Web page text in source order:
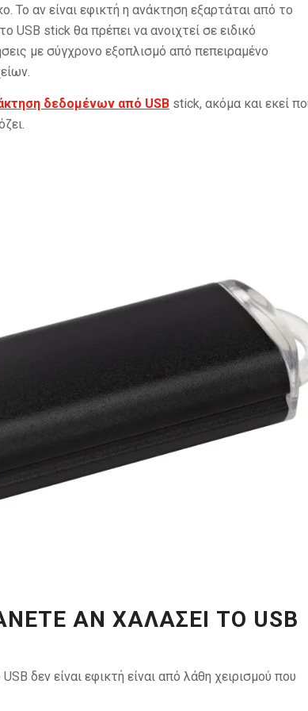
Το αν είναι εφικτή η ανάκτηση εξαρτάται από το
USB stick θα πρέπει να ανοιχτεί σε ειδικό
με σύγχρονο εξοπλισμό από πεπειραμένο
δεδομένων από USB stick, ακόμα και εκεί
ΑΝ ΧΑΛΆΣΕΙ ΤΟ USB
δεν είναι εφικτή είναι από λάθη χειρισμού που